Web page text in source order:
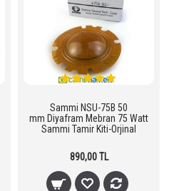
Sammi NSU-75B 50
mm Diyafram Mebran 75 Watt
Sammi Tamir Kiti-Orjinal
890,00 TL